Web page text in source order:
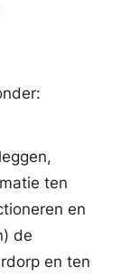
ten
en
de
en ten